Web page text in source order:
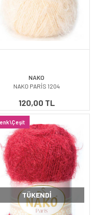
NAKO
NAKO PARİS 1204
120,00 TL
TÜKENDI